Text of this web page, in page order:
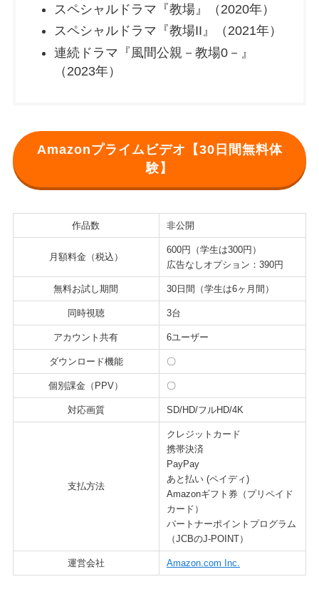
スペシャルドラマ『教場』（2020年）
スペシャルドラマ『教場II』（2021年）
連続ドラマ『風間公親－教場0－』
（2023年）
Amazonプライムビデオ【30日間無料体
験】
作品数 非公開
月額料金（税込）
600円（学生は300円）
広告なしオプション：390円
無料お試し期間 30日間（学生は6ヶ月間）
同時視聴 3台
アカウント共有 6ユーザー
ダウンロード機能 〇
個別課金（PPV） 〇
対応画質 SD/HD/フルHD/4K
支払方法
クレジットカード
携帯決済
PayPay
あと払い (ペイディ)
Amazonギフト券（プリペイド
カード）
パートナーポイントプログラム
（JCBのJ-POINT）
運営会社 Amazon.com Inc.